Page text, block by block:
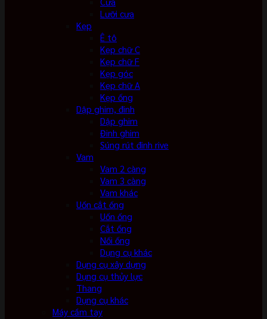
Lưỡi cưa
Kẹp
Ê tô
Kẹp chữ C
Kẹp chữ F
Kẹp góc
Kẹp chữ A
Kẹp ống
Dập ghim, đinh
Dập ghim
Đinh ghim
Súng rút đinh rive
Vam
Vam 2 càng
Vam 3 càng
Vam khác
Uốn cắt ống
Uốn ống
Cắt ống
Nối ống
Dụng cụ khác
Dụng cụ xây dựng
Dụng cụ thủy lực
Thang
Dụng cụ khác
Máy cầm tay